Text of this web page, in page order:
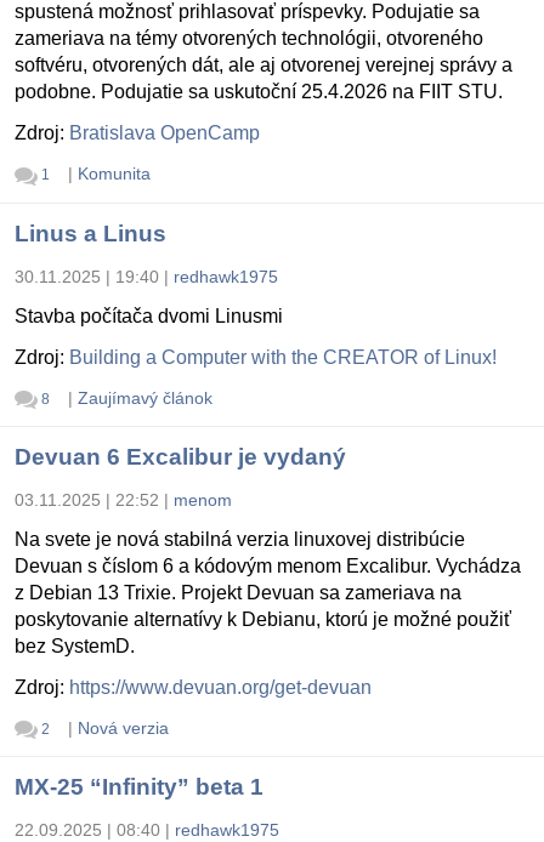
spustená možnosť prihlasovať príspevky. Podujatie sa
zameriava na témy otvorených technológii, otvoreného
softvéru, otvorených dát, ale aj otvorenej verejnej správy a
podobne. Podujatie sa uskutoční 25.4.2026 na FIIT STU.
Zdroj: Bratislava OpenCamp
1 | Komunita
Linus a Linus
30.11.2025 | 19:40 | redhawk1975
Stavba počítača dvomi Linusmi
Zdroj: Building a Computer with the CREATOR of Linux!
8 | Zaujímavý článok
Devuan 6 Excalibur je vydaný
03.11.2025 | 22:52 | menom
Na svete je nová stabilná verzia linuxovej distribúcie
Devuan s číslom 6 a kódovým menom Excalibur. Vychádza
z Debian 13 Trixie. Projekt Devuan sa zameriava na
poskytovanie alternatívy k Debianu, ktorú je možné použiť
bez SystemD.
Zdroj: https://www.devuan.org/get-devuan
2 | Nová verzia
MX-25 “Infinity” beta 1
22.09.2025 | 08:40 | redhawk1975